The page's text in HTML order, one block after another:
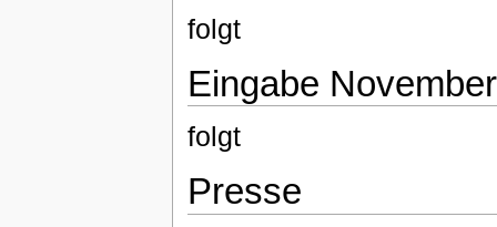
folgt
Eingabe
folgt
Presse